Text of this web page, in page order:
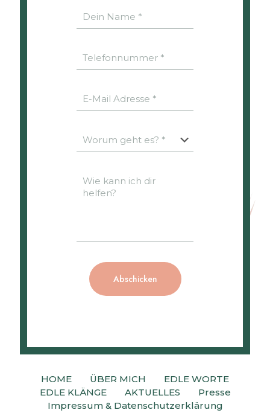
HOME ÜBER MICH
EDLE WORTE
EDLE KLÄNGE
AKTUELLES
Presse
Impressum & Datenschutzerklärung